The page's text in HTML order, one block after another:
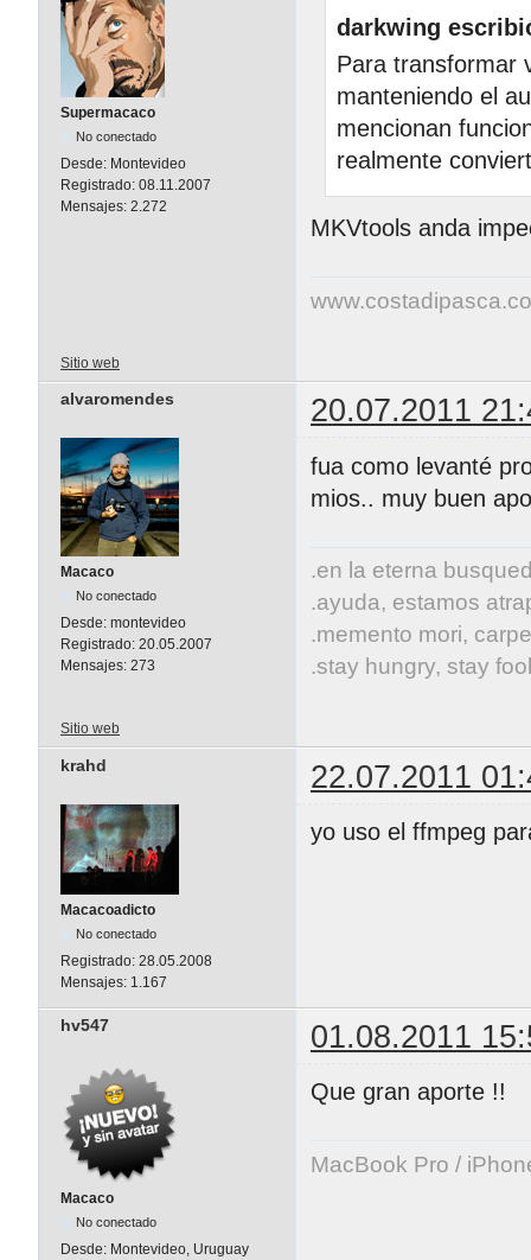
Supermacaco
No conectado
Desde: Montevideo
Registrado: 08.11.2007
Mensajes: 2.272
darkwing
Para transformar
manteniendo el
mencionan
realmente
MKVtools anda
Sitio web
alvaromendes 20.07.2011
Macaco
No conectado
Desde: montevideo
Registrado: 20.05.2007
Mensajes: 273
fua como levanté
mios.. muy buen
.en la eterna
.ayuda, estamos
.memento mori,
.stay hungry, stay
Sitio web
krahd 22.07.2011
Macacoadicto
No conectado
Registrado: 28.05.2008
Mensajes: 1.167
yo uso el ffmpeg
hv547 01.08.2011
Macaco
No conectado
Desde: Montevideo, Uruguay
Que gran aporte !!
MacBook Pro /